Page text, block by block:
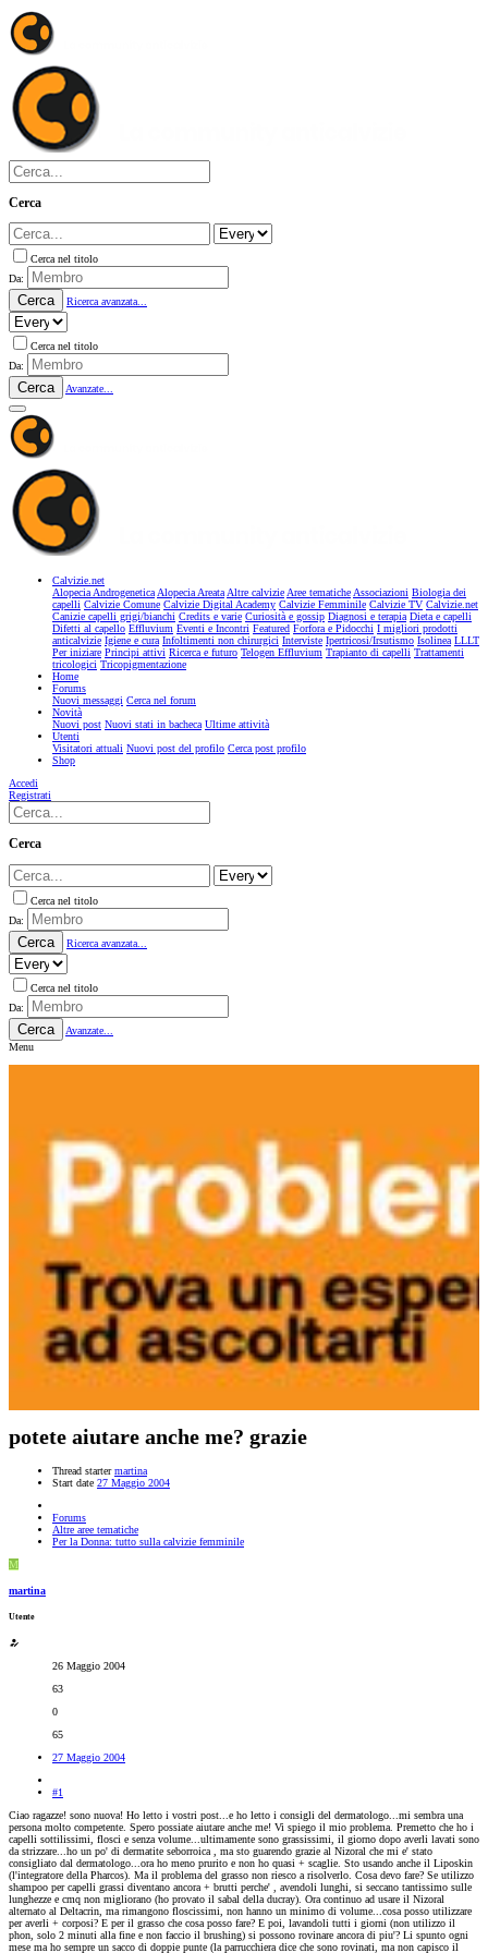
Cerca
Cerca nel titolo
Da:
Cerca Ricerca avanzata...
Cerca nel titolo
Da:
Cerca Avanzate...
Calvizie.net
Alopecia AndrogeneticaAlopecia AreataAltre calvizieAree tematicheAssociazioni Biologia dei
capelli Calvizie Comune Calvizie Digital Academy Calvizie Femminile Calvizie TV Calvizie.net
Canizie capelli grigi/bianchi Credits e varie Curiosità e gossip Diagnosi e terapia Dieta e capelli
Difetti al capello Effluvium Eventi e Incontri Featured Forfora e Pidocchi I migliori prodotti
anticalvizie Igiene e cura Infoltimenti non chirurgici Interviste Ipertricosi/Irsutismo Isolinea LLLT
Per iniziare Principi attivi Ricerca e futuro Telogen Effluvium Trapianto di capelli Trattamenti
tricologici Tricopigmentazione
Home
Forums
Nuovi messaggi Cerca nel forum
Novità
Nuovi post Nuovi stati in bacheca Ultime attività
Utenti
Visitatori attuali Nuovi post del profilo Cerca post profilo
Shop
Accedi
Registrati
Cerca
Cerca nel titolo
Da:
Cerca Ricerca avanzata...
Cerca nel titolo
Da:
Cerca
Avanzate...
Menu
potete aiutare anche me? grazie
Thread starter martina
Start date 27 Maggio 2004
Forums
Altre aree tematiche
Per la Donna: tutto sulla calvizie femminile
M
martina
Utente
26 Maggio 2004
63
0
65
27 Maggio 2004
#1
Ciao ragazze! sono nuova! Ho letto i vostri post...e ho letto i consigli del dermatologo...mi sembra una
persona molto competente. Spero possiate aiutare anche me! Vi spiego il mio problema. Premetto che ho i
capelli sottilissimi, flosci e senza volume...ultimamente sono grassissimi, il giorno dopo averli lavati sono
da strizzare...ho un po' di dermatite seborroica , ma sto guarendo grazie al Nizoral che mi e' stato
consigliato dal dermatologo...ora ho meno prurito e non ho quasi + scaglie. Sto usando anche il Liposkin
(l'integratore della Pharcos). Ma il problema del grasso non riesco a risolverlo. Cosa devo fare? Se utilizzo
shampoo per capelli grassi diventano ancora + brutti perche' , avendoli lunghi, si seccano tantissimo sulle
lunghezze e cmq non migliorano (ho provato il sabal della ducray). Ora continuo ad usare il Nizoral
alternato al Deltacrin, ma rimangono floscissimi, non hanno un minimo di volume...cosa posso utilizzare
per averli + corposi? E per il grasso che cosa posso fare? E poi, lavandoli tutti i giorni (non utilizzo il
phon, solo 2 minuti alla fine e non faccio il brushing) si possono rovinare ancora di piu'? Li spunto ogni
mese ma ho sempre un sacco di doppie punte (la parrucchiera dice che sono rovinati, ma non capisco il